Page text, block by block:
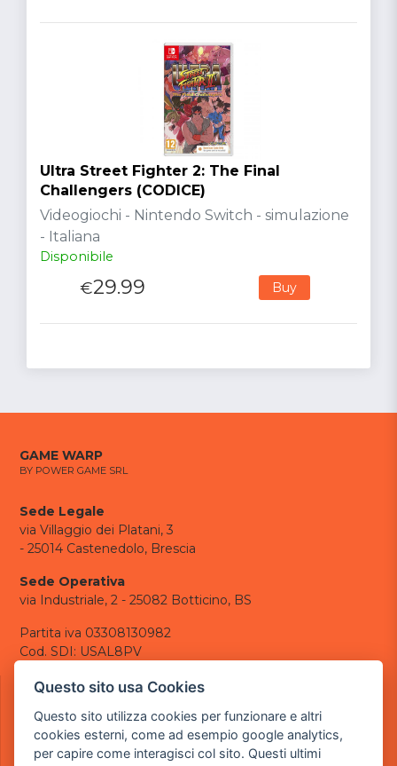
Ultra Street Fighter 2: The Final
Challengers (CODICE)
Videogiochi - Nintendo Switch - simulazione
- Italiana
Disponibile
€29.99 Buy
GAME WARP
BY POWER GAME SRL
Sede Legale
via Villaggio dei Platani, 3
- 25014 Castenedolo, Brescia
Sede Operativa
via Industriale, 2 - 25082 Botticino, BS
Partita iva 03308130982
Cod. SDI: USAL8PV
CONTATTI
tel.: +39 030 376 2377
tel.: +39 030 336 6259
pec:powergamesrl@legalmail.it
Questo sito usa Cookies
Questo sito utilizza cookies per funzionare e altri
cookies esterni, come ad esempio google analytics,
per capire come interagisci col sito. Questi ultimi